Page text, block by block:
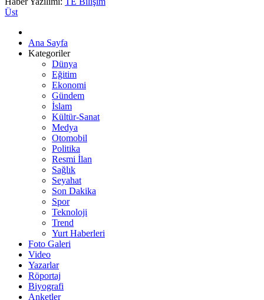
Üst
Ana Sayfa
Kategoriler
Dünya
Eğitim
Ekonomi
Gündem
İslam
Kültür-Sanat
Medya
Otomobil
Politika
Resmi İlan
Sağlık
Seyahat
Son Dakika
Spor
Teknoloji
Trend
Yurt Haberleri
Foto Galeri
Video
Yazarlar
Röportaj
Biyografi
Anketler